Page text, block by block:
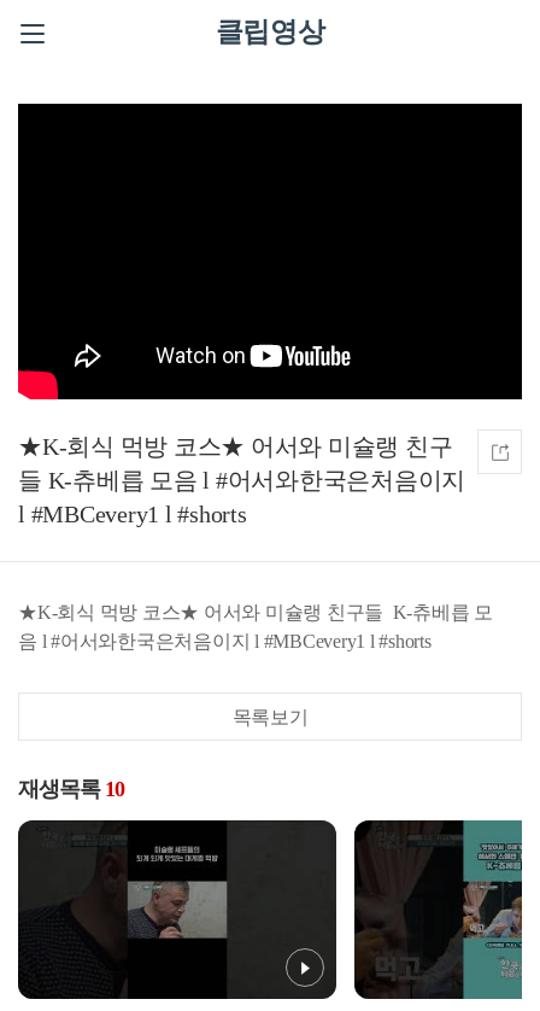
클립영상
★K-회식 먹방 코스★ 어서와 미슐랭 친구
들 K-츄베릅 모음 l #어서와한국은처음이지
l #MBCevery1 l #shorts
★K-회식 먹방 코스★ 어서와 미슐랭 친구들 K-츄베릅 모
음 l #어서와한국은처음이지 l #MBCevery1 l #shorts
목록보기
재생목록 10